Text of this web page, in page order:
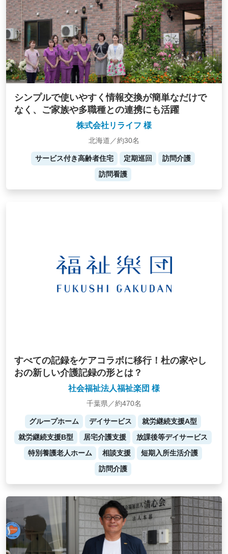
シンプルで使いやすく情報交換が簡単なだけで
なく、ご家族や多職種との連携にも活躍
株式会社リライフ 様
北海道／約30名
サービス付き高齢者住宅 定期巡回
訪問介護
訪問看護
すべての記録をケアコラボに移行！杜の家やし
おの新しい介護記録の形とは？
社会福祉法人福祉楽団 様
千葉県／約470名
グループホーム デイサービス
就労継続支援A型
就労継続支援B型
居宅介護支援
放課後等デイサービス
特別養護老人ホーム
相談支援
短期入所生活介護
訪問介護